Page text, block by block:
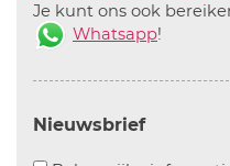
Je kunt ons ook
Whatsapp!
Nieuwsbrief